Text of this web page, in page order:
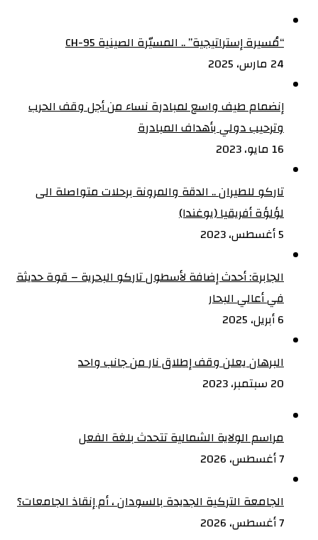
“مُسيرة إستراتيجية” .. المسيّرة الصينية CH-95
24 مارس، 2025
إنضمام طيف واسع لمبادرة نساء من أجل وقف الحرب
وترحيب دولي بأهداف المبادرة
16 مايو، 2023
تاركو للطيران .. الدقة والمرونة برحلات متواصلة الى
لؤلؤة أفريقيا (يوغندا)
5 أغسطس، 2023
الجابرة: أحدث إضافة لأسطول تاركو البحرية – قوة حديثة
في أعالي البحار
6 أبريل، 2025
البرهان يعلن وقف إطلاق نار من جانب واحد
20 سبتمبر، 2023
مراسم الولاية الشمالية تتحدث بلغة الفعل
7 أغسطس، 2026
الجامعة التركية الجديدة بالسودان ، أم إنقاذ الجامعات؟
7 أغسطس، 2026